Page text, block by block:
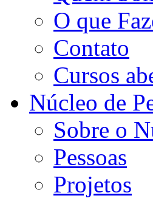
O que
Contato
Cursos
Núcleo de
Sobre o
Pessoas
Projetos